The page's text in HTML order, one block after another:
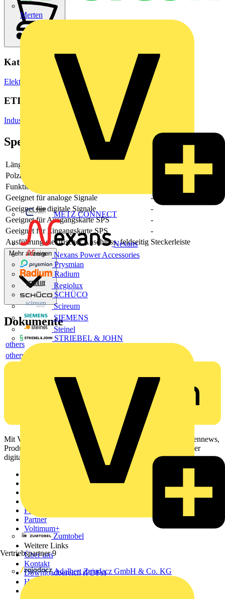
Merten
METZ CONNECT
Nexans
Nexans Power Accessories
Prysmian
Radium
Regiolux
SCHÜCO
Scireum
SIEMENS
Steinel
STRIEBEL & JOHN
Zumtobel
Vertriebspartner 9
Adalbert Zajadacz GmbH & Co. KG
Kategorien
Elektrokabel & Leitungen
ETIM Group
Industriesteuerungen SPS
Spezifikationen
Länge
Polzahl
Funktion
Geeignet für analoge Signale
-
Geeignet für digitale Signale
-
Geeignet für Ausgangskarte SPS
-
Geeignet für Eingangskarte SPS
-
Ausführung elektrischer Anschluss, feldseitig Steckerleiste
Mehr anzeigen
Dokumente
others
others
Mit Voltimum erhalten Elektrofachkräfte Zugang zu Branchennews,
Produktinformationen, Schulungen und Tools – alles auf einer
digitalen Plattform und Community.
Produktsuche
Partner
Voltimum+
Weitere Links
Über uns
Kontakt
Downloadbereich (PDFs)
Häufig gestellte Fragen